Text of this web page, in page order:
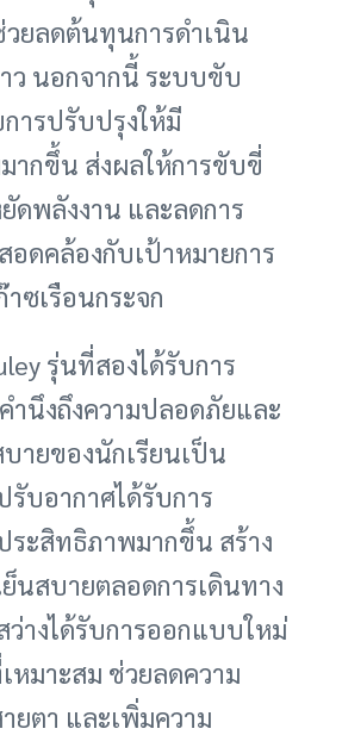
ยลดต้นทุนการดำเนิน
ว นอกจากนี้ ระบบขับ
ารปรับปรุงให้มี
ากขึ้น ส่งผลให้การขับขี่
ดพลังงาน และลดการ
ดคล้องกับเป้าหมายการ
ซเรือนกระจก
รุ่นที่สองได้รับการ
ำนึงถึงความปลอดภัยและ
ายของนักเรียนเป็น
บอากาศได้รับการ
ระสิทธิภาพมากขึ้น สร้าง
นสบายตลอดการเดินทาง
างได้รับการออกแบบใหม่
หมาะสม ช่วยลดความ
ยตา และเพิ่มความ